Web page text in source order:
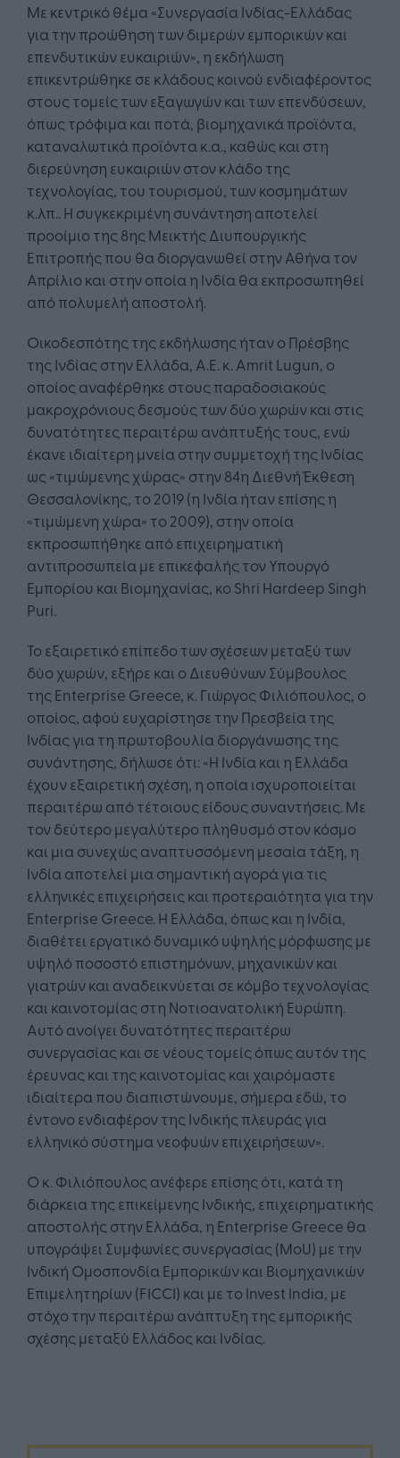
Με κεντρικό θέμα «Συνεργασία Ινδίας-Ελλάδας
για την προώθηση των διμερών εμπορικών και
επενδυτικών ευκαιριών», η εκδήλωση
επικεντρώθηκε σε κλάδους κοινού ενδιαφέροντος
στους τομείς των εξαγωγών και των επενδύσεων,
όπως τρόφιμα και ποτά, βιομηχανικά προϊόντα,
καταναλωτικά προϊόντα κ.α., καθώς και στη
διερεύνηση ευκαιριών στον κλάδο της
τεχνολογίας, του τουρισμού, των κοσμημάτων
κ.λπ.. Η συγκεκριμένη συνάντηση αποτελεί
προοίμιο της 8ης Μεικτής Διυπουργικής
Επιτροπής που θα διοργανωθεί στην Αθήνα τον
Απρίλιο και στην οποία η Ινδία θα εκπροσωπηθεί
από πολυμελή αποστολή.
Οικοδεσπότης της εκδήλωσης ήταν ο Πρέσβης
της Ινδίας στην Ελλάδα, Α.Ε. κ. Amrit Lugun, ο
οποίος αναφέρθηκε στους παραδοσιακούς
μακροχρόνιους δεσμούς των δύο χωρών και στις
δυνατότητες περαιτέρω ανάπτυξής τους, ενώ
έκανε ιδιαίτερη μνεία στην συμμετοχή της Ινδίας
ως «τιμώμενης χώρας» στην 84η Διεθνή Έκθεση
Θεσσαλονίκης, το 2019 (η Ινδία ήταν επίσης η
«τιμώμενη χώρα» το 2009), στην οποία
εκπροσωπήθηκε από επιχειρηματική
αντιπροσωπεία με επικεφαλής τον Υπουργό
Εμπορίου και Βιομηχανίας, κο Shri Hardeep Singh
Puri.
Το εξαιρετικό επίπεδο των σχέσεων μεταξύ των
δύο χωρών, εξήρε και ο Διευθύνων Σύμβουλος
της Enterprise Greece, κ. Γιώργος Φιλιόπουλος, ο
οποίος, αφού ευχαρίστησε την Πρεσβεία της
Ινδίας για τη πρωτοβουλία διοργάνωσης της
συνάντησης, δήλωσε ότι: «Η Ινδία και η Ελλάδα
έχουν εξαιρετική σχέση, η οποία ισχυροποιείται
περαιτέρω από τέτοιους είδους συναντήσεις. Με
τον δεύτερο μεγαλύτερο πληθυσμό στον κόσμο
και μια συνεχώς αναπτυσσόμενη μεσαία τάξη, η
Ινδία αποτελεί μια σημαντική αγορά για τις
ελληνικές επιχειρήσεις και προτεραιότητα για την
Enterprise Greece. Η Ελλάδα, όπως και η Ινδία,
διαθέτει εργατικό δυναμικό υψηλής μόρφωσης με
υψηλό ποσοστό επιστημόνων, μηχανικών και
γιατρών και αναδεικνύεται σε κόμβο τεχνολογίας
και καινοτομίας στη Νοτιοανατολική Ευρώπη.
Αυτό ανοίγει δυνατότητες περαιτέρω
συνεργασίας και σε νέους τομείς όπως αυτόν της
έρευνας και της καινοτομίας και χαιρόμαστε
ιδιαίτερα που διαπιστώνουμε, σήμερα εδώ, το
έντονο ενδιαφέρον της Ινδικής πλευράς για
ελληνικό σύστημα νεοφυών επιχειρήσεων».
Ο κ. Φιλιόπουλος ανέφερε επίσης ότι, κατά τη
διάρκεια της επικείμενης Ινδικής, επιχειρηματικής
αποστολής στην Ελλάδα, η Enterprise Greece θα
υπογράψει Συμφωνίες συνεργασίας (MoU) με την
Ινδική Ομοσπονδία Εμπορικών και Βιομηχανικών
Επιμελητηρίων (FICCI) και με το Invest India, με
στόχο την περαιτέρω ανάπτυξη της εμπορικής
σχέσης μεταξύ Ελλάδος και Ινδίας.